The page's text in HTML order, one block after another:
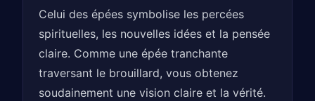
Celui des épées symbolise les percées
spirituelles, les nouvelles idées et la pensée
claire. Comme une épée tranchante
traversant le brouillard, vous obtenez
soudainement une vision claire et la vérité.